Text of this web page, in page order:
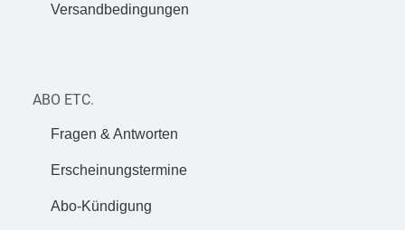
Versandbedingungen
ABO ETC.
Fragen & Antworten
Erscheinungstermine
Abo-Kündigung